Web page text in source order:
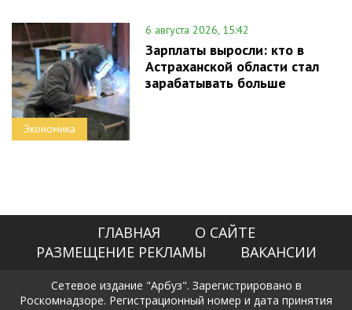
Экономика
6 августа 2026, 15:42
Зарплаты выросли: кто в
Астраханской области стал
зарабатывать больше
ГЛАВНАЯ
О САЙТЕ
РАЗМЕЩЕНИЕ РЕКЛАМЫ
ВАКАНСИИ
Сетевое издание "Арбуз". Зарегистрировано в
Роскомнадзоре. Регистрационный номер и дата принятия